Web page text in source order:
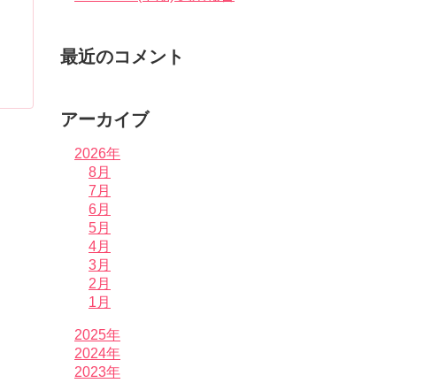
最近のコメント
アーカイブ
2026年
8月
7月
6月
5月
4月
3月
2月
1月
2025年
2024年
2023年